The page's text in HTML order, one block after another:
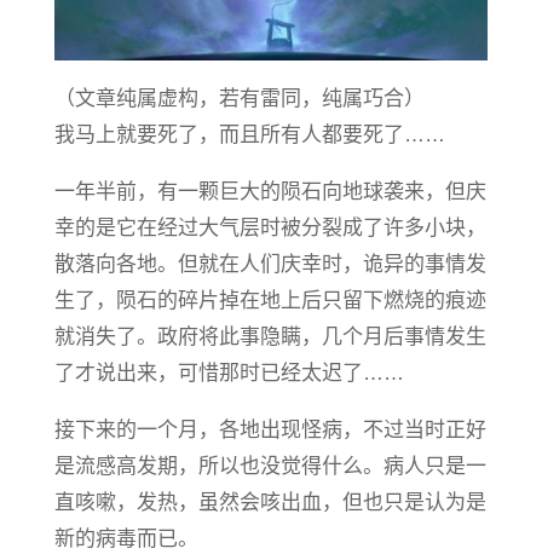
（文章纯属虚构，若有雷同，纯属巧合）
我马上就要死了，而且所有人都要死了……
一年半前，有一颗巨大的陨石向地球袭来，但庆
幸的是它在经过大气层时被分裂成了许多小块，
散落向各地。但就在人们庆幸时，诡异的事情发
生了，陨石的碎片掉在地上后只留下燃烧的痕迹
就消失了。政府将此事隐瞒，几个月后事情发生
了才说出来，可惜那时已经太迟了……
接下来的一个月，各地出现怪病，不过当时正好
是流感高发期，所以也没觉得什么。病人只是一
直咳嗽，发热，虽然会咳出血，但也只是认为是
新的病毒而已。